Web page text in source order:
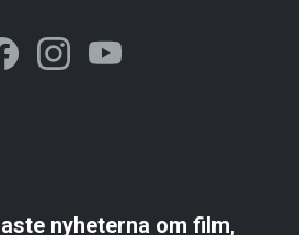
nyheterna om film,